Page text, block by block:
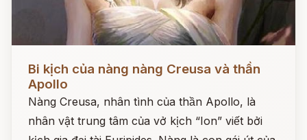
Bi kịch của nàng nàng Creusa và thần
Apollo
Nàng Creusa, nhân tình của thần Apollo, là
nhân vật trung tâm của vở kịch “Ion” viết bởi